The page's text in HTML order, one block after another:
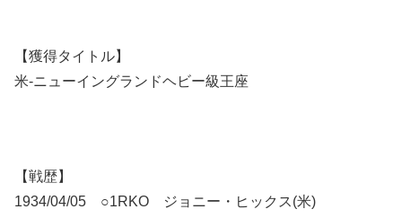
【獲得タイトル】
米-ニューイングランドヘビー級王座
【戦歴】
1934/04/05 ○1RKO ジョニー・ヒックス(米)